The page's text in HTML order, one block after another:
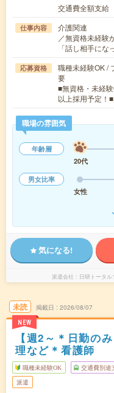
交通費全額支給
仕事内容
介護関連
／無資格未経験
「話し相手に
応募資格
職種未経験OK /
要
■無資格・未経
以上採用予定！
職場の雰囲気
年齢層
20代
男女比率
女性
気になる!
派遣会社 日研トータ
未読
NEW
掲載日 2026/08/07
【週2～＊日勤の
理など＊看護師
職種未経験OK 交通費別途
派遣